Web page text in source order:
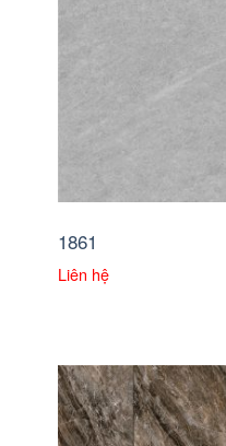
1861
Liên hệ